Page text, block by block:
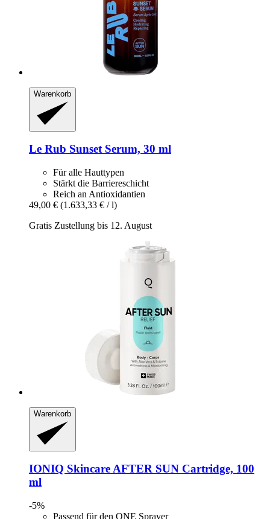
Warenkorb
Le Rub Sunset Serum, 30 ml
Für alle Hauttypen
Stärkt die Barriereschicht
Reich an Antioxidantien
49,00 € (1.633,33 € / l)
Gratis Zustellung bis 12. August
Warenkorb
IONIQ SkincareAFTER SUN Cartridge, 100
ml
-5%
Passend für den ONE Sprayer